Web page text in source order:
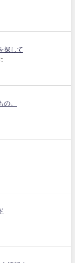
探して
の。